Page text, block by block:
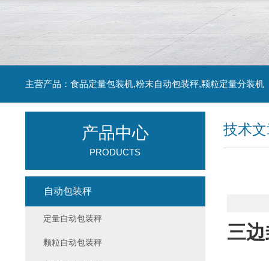
主营产品：食品定量包装机,粉末自动包装秤,颗粒定量分装机
技术
三
产品中心
PRODUCTS
自动包装秤
定量自动包装秤
颗粒自动包装秤